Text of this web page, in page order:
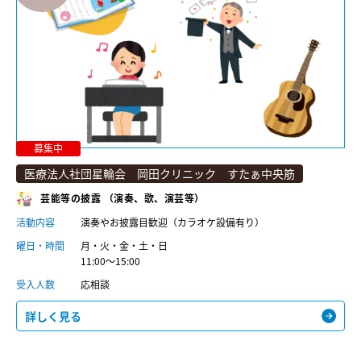
募集中
医療法人社団星輪会 岡田クリニック すたぁ中央筋
芸能等の披露 （演奏、歌、演芸等）
活動内容
演奏やお披露目歓迎（カラオケ設備有り）
曜日・時間
月・火・金・土・日
11:00〜15:00
受入人数
応相談
詳しく見る